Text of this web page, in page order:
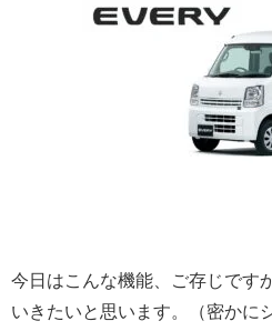
今日はこんな機能、ご存じです
いきたいと思います。（密かに